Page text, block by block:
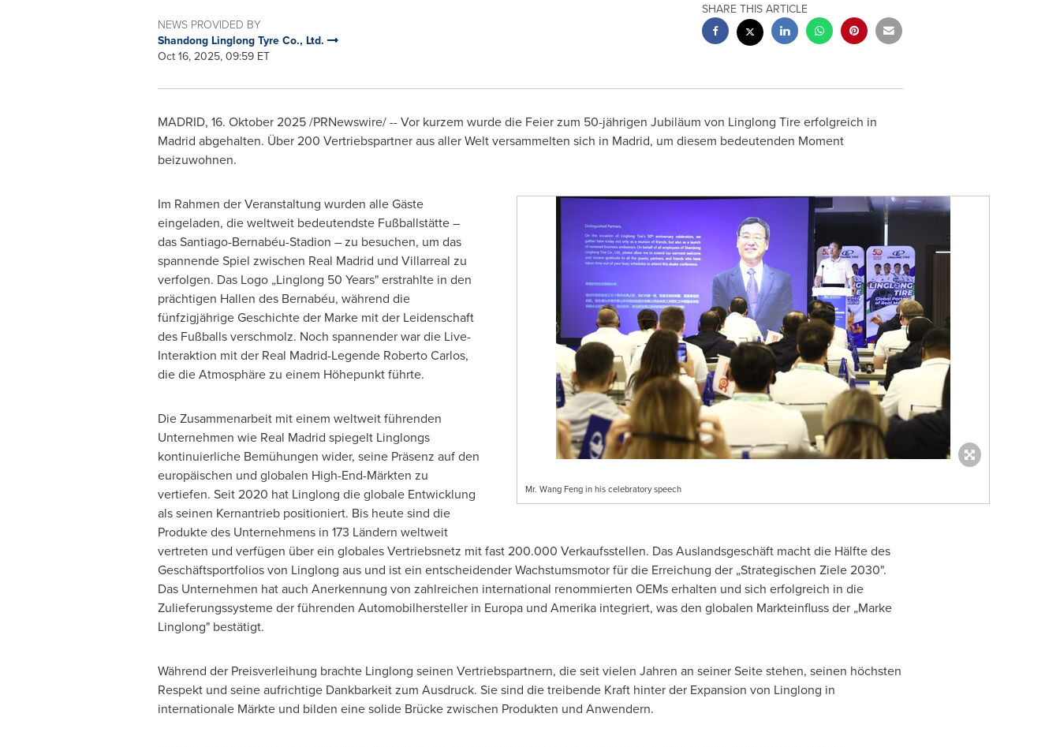
NEWS PROVIDED BY
Shandong Linglong Tyre Co., Ltd.
Oct 16, 2025, 09:59 ET
SHARE THIS ARTICLE
MADRID, 16. Oktober 2025/PRNewswire/ -- Vor kurzem wurde die Feier zum 50-jährigen Jubiläum von Linglong Tire erfolgreich in
Madrid abgehalten. Über 200 Vertriebspartner aus aller Welt versammelten sich in Madrid, um diesem bedeutenden Moment
beizuwohnen.
Mr. Wang Feng in his celebratory speech
Im Rahmen der Veranstaltung wurden alle Gäste
eingeladen, die weltweit bedeutendste Fußballstätte –
das Santiago-Bernabéu-Stadion – zu besuchen, um das
spannende Spiel zwischen Real Madrid und Villarreal zu
verfolgen. Das Logo „Linglong 50 Years" erstrahlte in den
prächtigen Hallen des Bernabéu, während die
fünfzigjährige Geschichte der Marke mit der Leidenschaft
des Fußballs verschmolz. Noch spannender war die Live-
Interaktion mit der Real Madrid-Legende Roberto Carlos,
die die Atmosphäre zu einem Höhepunkt führte.
Die Zusammenarbeit mit einem weltweit führenden
Unternehmen wie Real Madrid spiegelt Linglongs
kontinuierliche Bemühungen wider, seine Präsenz auf den
europäischen und globalen High-End-Märkten zu
vertiefen. Seit 2020 hat Linglong die globale Entwicklung
als seinen Kernantrieb positioniert. Bis heute sind die
Produkte des Unternehmens in 173 Ländern weltweit
vertreten und verfügen über ein globales Vertriebsnetz mit fast 200.000 Verkaufsstellen. Das Auslandsgeschäft macht die Hälfte des
Geschäftsportfolios von Linglong aus und ist ein entscheidender Wachstumsmotor für die Erreichung der „Strategischen Ziele 2030".
Das Unternehmen hat auch Anerkennung von zahlreichen international renommierten OEMs erhalten und sich erfolgreich in die
Zulieferungssysteme der führenden Automobilhersteller in Europa und Amerika integriert, was den globalen Markteinfluss der „Marke
Linglong" bestätigt.
Während der Preisverleihung brachte Linglong seinen Vertriebspartnern, die seit vielen Jahren an seiner Seite stehen, seinen höchsten
Respekt und seine aufrichtige Dankbarkeit zum Ausdruck. Sie sind die treibende Kraft hinter der Expansion von Linglong in
internationale Märkte und bilden eine solide Brücke zwischen Produkten und Anwendern.